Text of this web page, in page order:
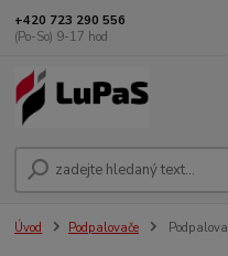
+420 723 290 556
(Po-So) 9-17 hod
Úvod Podpalovače